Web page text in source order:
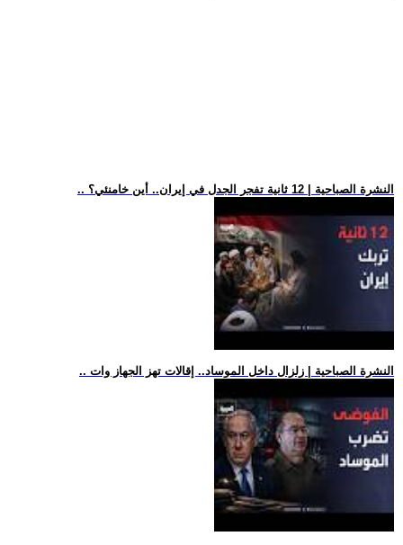
.. النشرة الصباحية | 12 ثانية تفجر الجدل في إيران.. أين خامنئي؟
.. النشرة الصباحية | زلزال داخل الموساد.. إقالات تهز الجهاز وات